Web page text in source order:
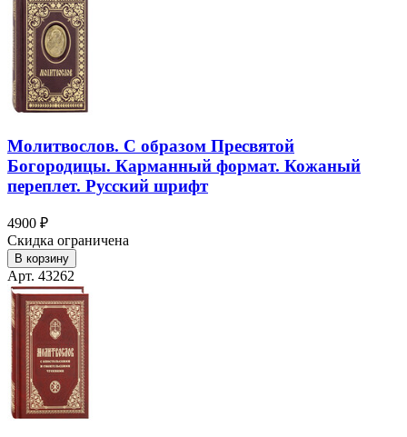
Молитвослов. С образом Пресвятой
Богородицы. Карманный формат. Кожаный
переплет. Русский шрифт
4900 ₽
Скидка ограничена
В корзину
Арт. 43262